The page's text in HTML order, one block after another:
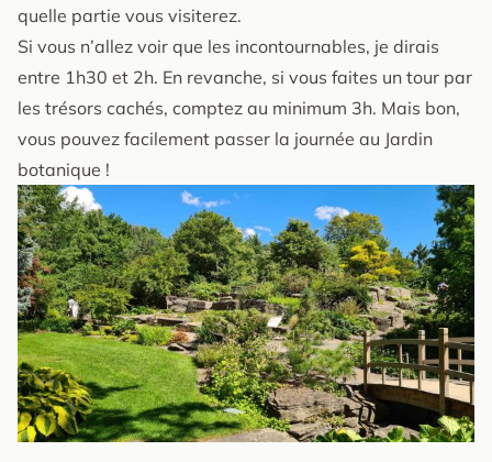
quelle partie vous visiterez.
Si vous n’allez voir que les incontournables, je dirais
entre 1h30 et 2h. En revanche, si vous faites un tour par
les trésors cachés, comptez au minimum 3h. Mais bon,
vous pouvez facilement passer la journée au Jardin
botanique !